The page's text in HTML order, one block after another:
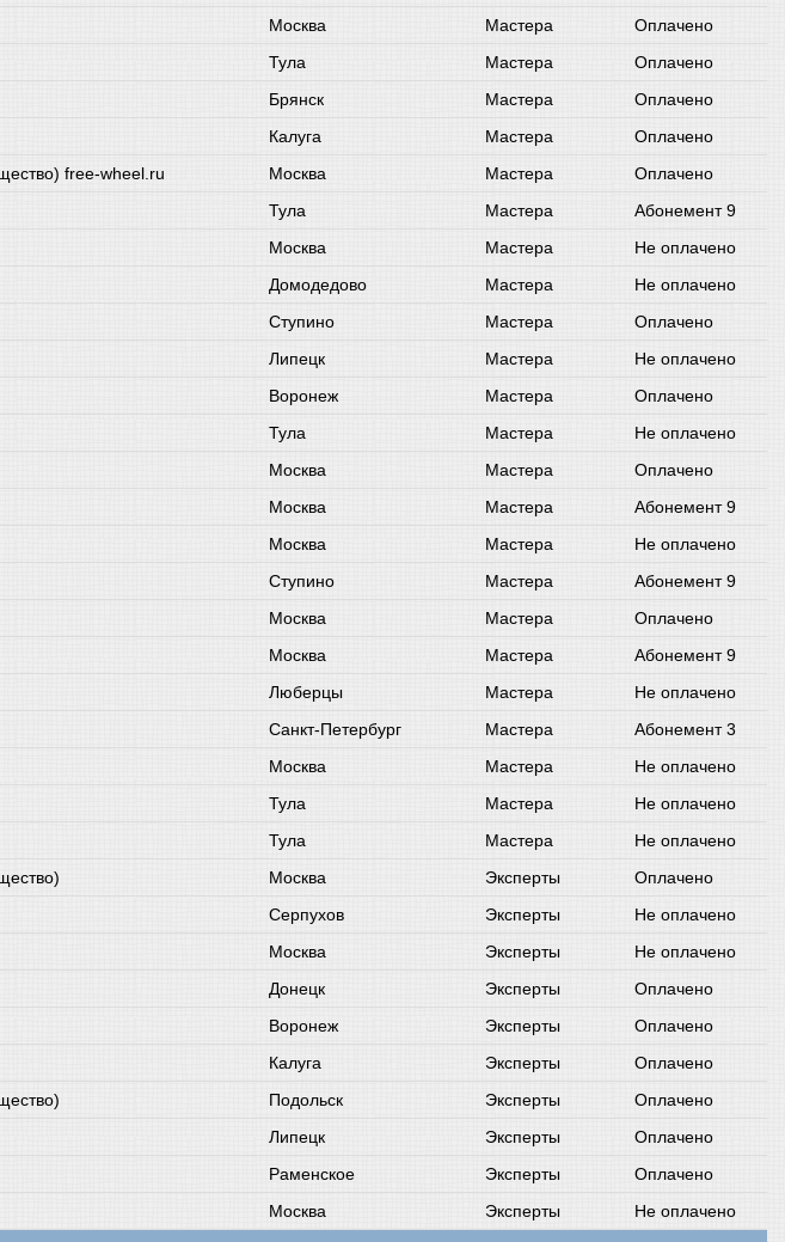
Москва Мастера
Оплачено
Тула Мастера
Оплачено
Брянск Мастера
Оплачено
Калуга Мастера
Оплачено
free-wheel.ru Москва Мастера
Оплачено
Тула Мастера
Абонемент 9
Москва Мастера
Не оплачено
Домодедово Мастера
Не оплачено
Ступино Мастера
Оплачено
Липецк Мастера
Не оплачено
Воронеж Мастера
Оплачено
Тула Мастера
Не оплачено
Москва Мастера
Оплачено
Москва Мастера
Абонемент 9
Москва Мастера
Не оплачено
Ступино Мастера
Абонемент 9
Москва Мастера
Оплачено
Москва Мастера
Абонемент 9
Люберцы Мастера
Не оплачено
Санкт-Петербург Мастера
Абонемент 3
Москва Мастера
Не оплачено
Тула Мастера
Не оплачено
Тула Мастера
Не оплачено
Москва Эксперты
Оплачено
Серпухов Эксперты
Не оплачено
Москва Эксперты
Не оплачено
Донецк Эксперты
Оплачено
Воронеж Эксперты
Оплачено
Калуга Эксперты
Оплачено
Подольск Эксперты
Оплачено
Липецк Эксперты
Оплачено
Раменское Эксперты
Оплачено
Москва Эксперты
Не оплачено